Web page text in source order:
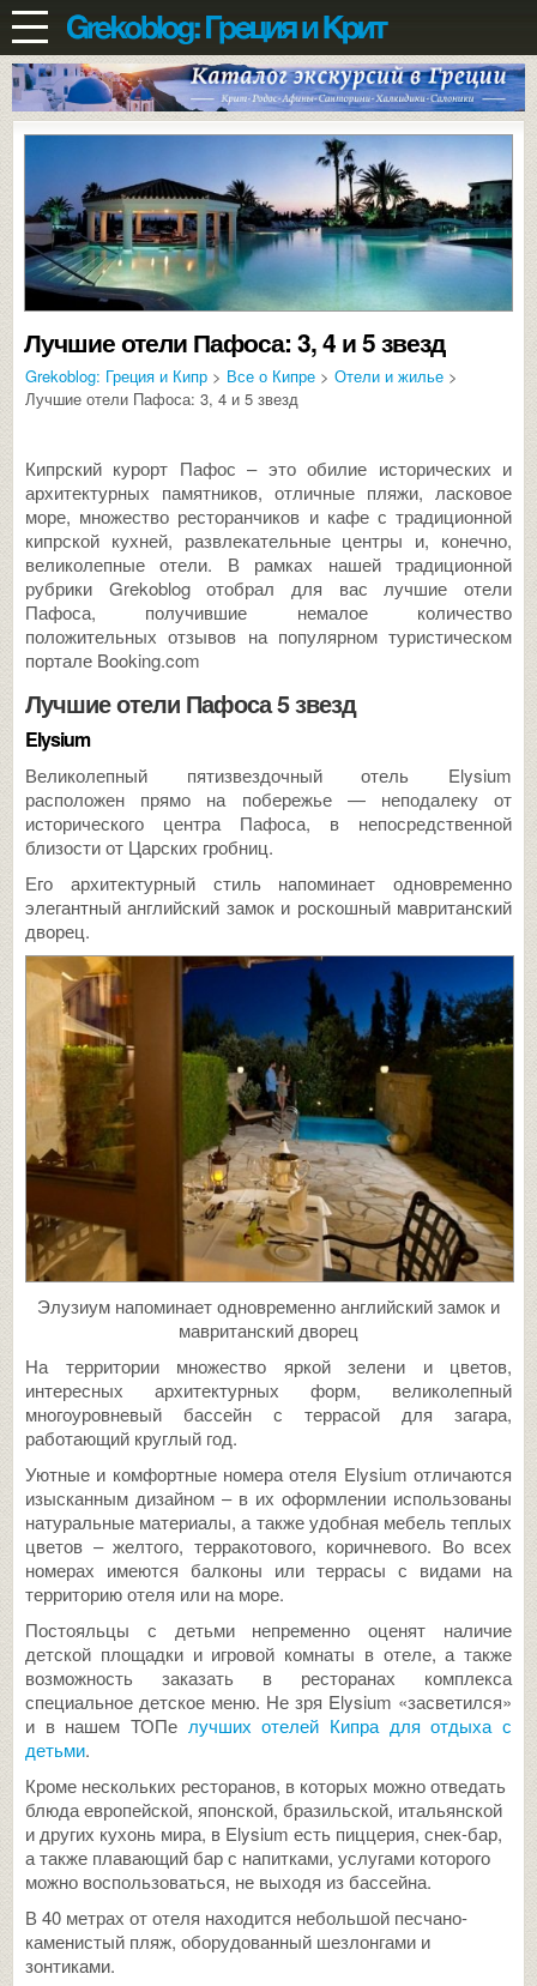
Лучшие отели Пафоса: 3, 4 и 5 звезд
Grekoblog: Греция и Кипр > Все о Кипре > Отели и жилье >
Лучшие отели Пафоса: 3, 4 и 5 звезд
Кипрский курорт Пафос – это обилие исторических и
архитектурных памятников, отличные пляжи, ласковое
море, множество ресторанчиков и кафе с традиционной
кипрской кухней, развлекательные центры и, конечно,
великолепные отели. В рамках нашей традиционной
рубрики Grekoblog отобрал для вас лучшие отели
Пафоса, получившие немалое количество
положительных отзывов на популярном туристическом
портале Booking.com
Лучшие отели Пафоса 5 звезд
Elysium
Великолепный пятизвездочный отель Elysium
расположен прямо на побережье — неподалеку от
исторического центра Пафоса, в непосредственной
близости от Царских гробниц.
Его архитектурный стиль напоминает одновременно
элегантный английский замок и роскошный мавританский
дворец.
Элузиум напоминает одновременно английский замок и
мавританский дворец
На территории множество яркой зелени и цветов,
интересных архитектурных форм, великолепный
многоуровневый бассейн с террасой для загара,
работающий круглый год.
Уютные и комфортные номера отеля Elysium отличаются
изысканным дизайном – в их оформлении использованы
натуральные материалы, а также удобная мебель теплых
цветов – желтого, терракотового, коричневого. Во всех
номерах имеются балконы или террасы с видами на
территорию отеля или на море.
Постояльцы с детьми непременно оценят наличие
детской площадки и игровой комнаты в отеле, а также
возможность заказать в ресторанах комплекса
специальное детское меню. Не зря Elysium «засветился»
и в нашем ТОПе лучших отелей Кипра для отдыха с
детьми.
Кроме нескольких ресторанов, в которых можно отведать
блюда европейской, японской, бразильской, итальянской
и других кухонь мира, в Elysium есть пиццерия, снек-бар,
а также плавающий бар с напитками, услугами которого
можно воспользоваться, не выходя из бассейна.
В 40 метрах от отеля находится небольшой песчано-
каменистый пляж, оборудованный шезлонгами и
зонтиками.